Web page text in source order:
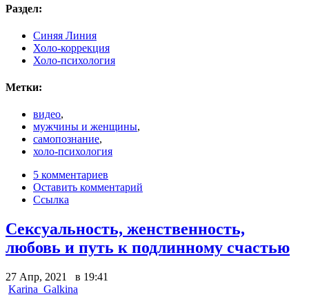
Раздел:
Синяя Линия
Холо-коррекция
Холо-психология
Метки:
видео,
мужчины и женщины,
самопознание,
холо-психология
5 комментариев
Оставить комментарий
Ссылка
Сексуальность, женственность,
любовь и путь к подлинному счастью
27 Апр, 2021 в 19:41
Karina_Galkina